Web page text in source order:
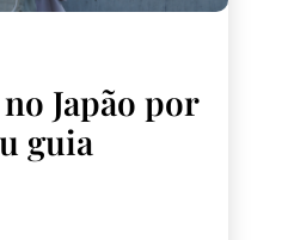
Japão por
guia